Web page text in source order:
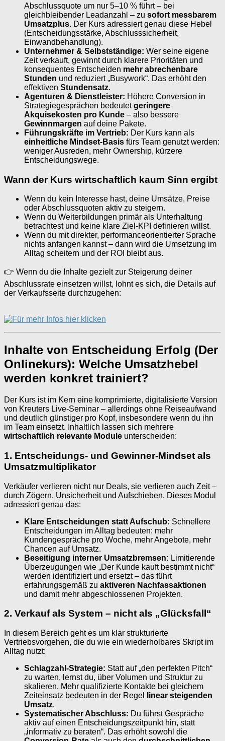
Abschlussquote um nur 5–10 % führt – bei
gleichbleibender Leadanzahl – zu sofort messbarem
Umsatzplus. Der Kurs adressiert genau diese Hebel
(Entscheidungsstärke, Abschlusssicherheit,
Einwandbehandlung).
Unternehmer & Selbstständige: Wer seine eigene
Zeit verkauft, gewinnt durch klarere Prioritäten und
konsequentes Entscheiden mehr abrechenbare
Stunden und reduziert „Busywork“. Das erhöht den
effektiven Stundensatz.
Agenturen & Dienstleister: Höhere Conversion in
Strategiegesprächen bedeutetgeringere
Akquisekosten pro Kunde – also bessere
Gewinnmargen auf deine Pakete.
Führungskräfte im Vertrieb: Der Kurs kann als
einheitliche Mindset-Basis fürs Team genutzt werden:
weniger Ausreden, mehr Ownership, kürzere
Entscheidungswege.
Wann der Kurs wirtschaftlich kaum Sinn ergibt
Wenn du kein Interesse hast, deine Umsätze, Preise
oder Abschlussquoten aktiv zu steigern.
Wenn du Weiterbildungen primär als Unterhaltung
betrachtest und keine klare Ziel-KPI definieren willst.
Wenn du mit direkter, performanceorientierter Sprache
nichts anfangen kannst – dann wird die Umsetzung im
Alltag scheitern und der ROI bleibt aus.
👉 Wenn du die Inhalte gezielt zur Steigerung deiner
Abschlussrate einsetzen willst, lohnt es sich, die Details auf
der Verkaufsseite durchzugehen:
Inhalte von Entscheidung Erfolg (Der
Onlinekurs): Welche Umsatzhebel
werden konkret trainiert?
Der Kurs ist im Kern eine komprimierte, digitalisierte Version
von Kreuters Live-Seminar – allerdings ohne Reiseaufwand
und deutlich günstiger pro Kopf, insbesondere wenn du ihn
im Team einsetzt. Inhaltlich lassen sich mehrere
wirtschaftlich relevante Module unterscheiden:
1. Entscheidungs- und Gewinner-Mindset als
Umsatzmultiplikator
Verkäufer verlieren nicht nur Deals, sie verlieren auch Zeit –
durch Zögern, Unsicherheit und Aufschieben. Dieses Modul
adressiert genau das:
Klare Entscheidungen statt Aufschub: Schnellere
Entscheidungen im Alltag bedeuten: mehr
Kundengespräche pro Woche, mehr Angebote, mehr
Chancen auf Umsatz.
Beseitigung interner Umsatzbremsen: Limitierende
Überzeugungen wie „Der Kunde kauft bestimmt nicht“
werden identifiziert und ersetzt – das führt
erfahrungsgemäß zu aktiveren Nachfassaktionen
und damit mehr abgeschlossenen Projekten.
2. Verkauf als System – nicht als „Glücksfall“
In diesem Bereich geht es um klar strukturierte
Vertriebsvorgehen, die du wie ein wiederholbares Skript im
Alltag nutzt:
Schlagzahl-Strategie: Statt auf „den perfekten Pitch“
zu warten, lernst du, über Volumen und Struktur zu
skalieren. Mehr qualifizierte Kontakte bei gleichem
Zeiteinsatz bedeuten in der Regel
linear steigenden
Umsatz.
Systematischer Abschluss: Du führst Gespräche
aktiv auf einen Entscheidungszeitpunkt hin, statt
„informativ zu beraten“. Das erhöht sowohl die